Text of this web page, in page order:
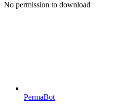
No permission to download
PermaBot